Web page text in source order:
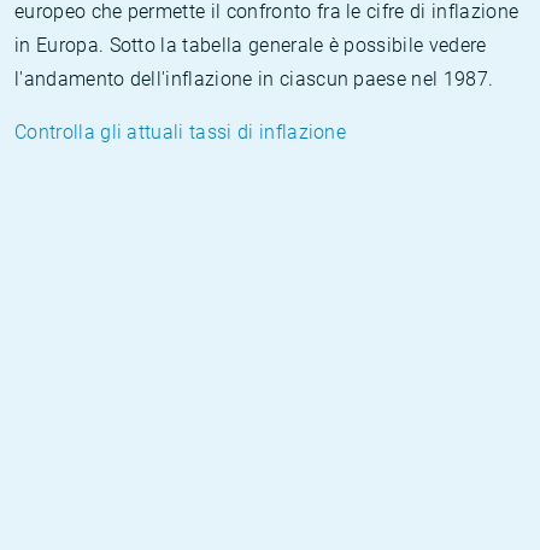
europeo che permette il confronto fra le cifre di inflazione
in Europa. Sotto la tabella generale è possibile vedere
l'andamento dell'inflazione in ciascun paese nel 1987.
Controlla gli attuali tassi di inflazione